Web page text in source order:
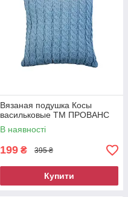
Вязаная подушка Косы
васильковые ТМ ПРОВАНС
В наявності
199 ₴ 395 ₴
Купити